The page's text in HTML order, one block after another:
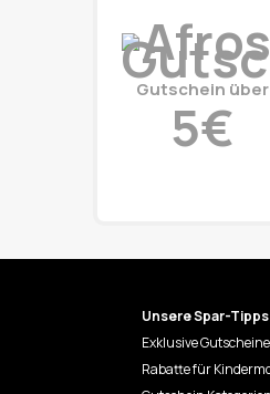
Gutschein über
5€
Unsere Spar-Tipps
Exklusive Gutscheine
Rabatte für